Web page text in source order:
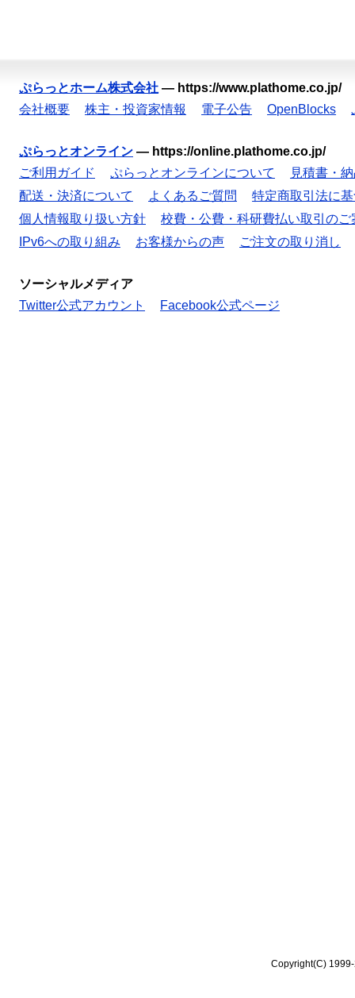
ぷらっとホーム株式会社 — https://www.plathome.co.jp/
会社概要
株主・投資家情報 電子公告 OpenBlocks
ぷらっとオンライン — https://online.plathome.co.jp/
ご利用ガイド
ぷらっとオンラインについて
見積書・
配送・決済について
よくあるご質問
特定商取引法に
個人情報取り扱い方針
校費・公費・科研費払い取引のご
IPv6への取り組み
お客様からの声 ご注文の取り消し
ソーシャルメディア
Twitter公式アカウント
Facebook公式ページ
Copyright(C)